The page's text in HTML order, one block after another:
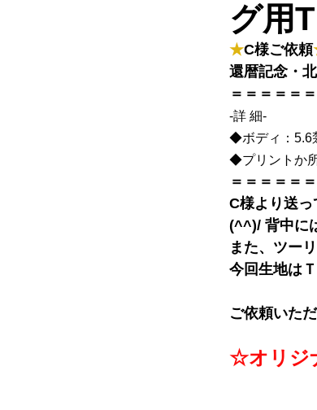
グ
★C様ご依頼
還暦記念・
＝＝＝＝＝
-詳 細-
◆ボディ：5.6
◆プリントか
＝＝＝＝＝
C様より送っ
(^^)/ 背中に
また、ツー
今回生地は
ご依頼いた
☆オリジ